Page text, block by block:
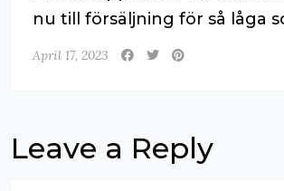
nu till försäljning för så låga
April 17, 2023
Leave a Reply